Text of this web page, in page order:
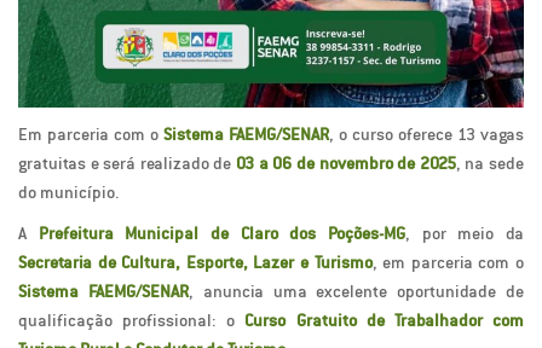
Em parceria com o Sistema FAEMG/SENAR, o curso oferece 13 vagas
gratuitas e será realizado de 03 a 06 de novembro de 2025, na sede
do município.
A Prefeitura Municipal de Claro dos Poções-MG, por meio da
Secretaria de Cultura, Esporte, Lazer e Turismo, em parceria com o
Sistema FAEMG/SENAR, anuncia uma excelente oportunidade de
qualificação profissional: o Curso Gratuito de Trabalhador com